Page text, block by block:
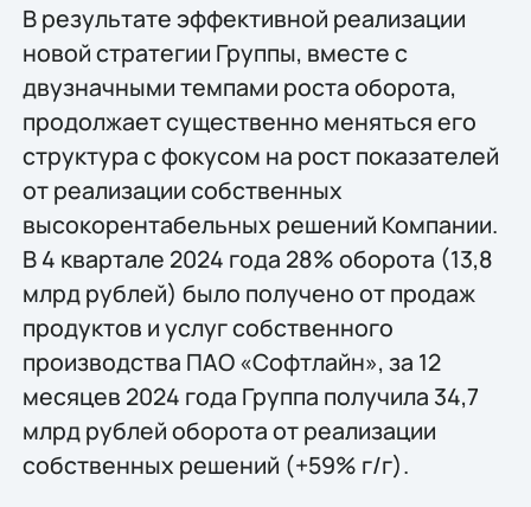
В результате эффективной реализации
новой стратегии Группы, вместе с
двузначными темпами роста оборота,
продолжает существенно меняться его
структура с фокусом на рост показателей
от реализации собственных
высокорентабельных решений Компании.
В 4 квартале 2024 года 28% оборота (13,8
млрд рублей) было получено от продаж
продуктов и услуг собственного
производства ПАО «Софтлайн», за 12
месяцев 2024 года Группа получила 34,7
млрд рублей оборота от реализации
собственных решений (+59% г/г).